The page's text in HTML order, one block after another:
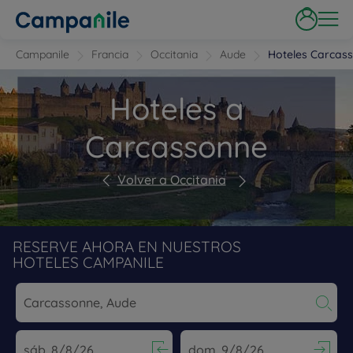
Campanile Francia Occitania Aude Hoteles
Hoteles a
Carcassonne
Volver a Occitania
RESERVE AHORA EN NUESTROS
HOTELES CAMPANILE